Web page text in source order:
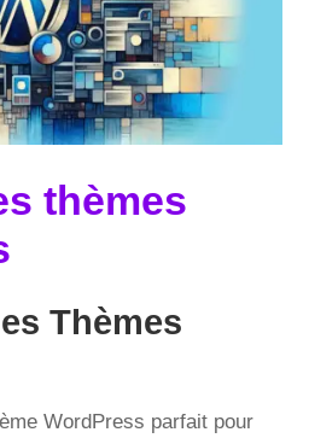
thèmes
Thèmes
WordPress parfait pour